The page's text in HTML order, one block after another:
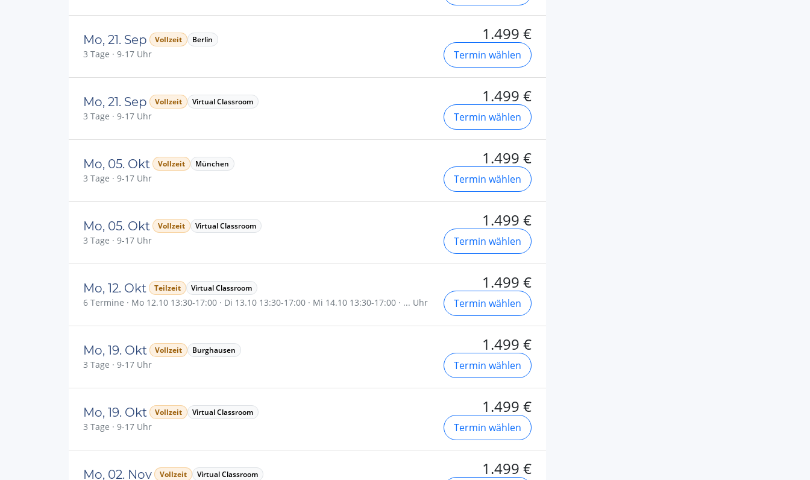
Mo, 21. Sep Vollzeit Berlin
3 Tage · 9-17 Uhr
1.499 €
Termin wählen
Mo, 21. Sep Vollzeit Virtual Classroom
3 Tage · 9-17 Uhr
1.499 €
Termin wählen
Mo, 05. Okt Vollzeit München
3 Tage · 9-17 Uhr
1.499 €
Termin wählen
Mo, 05. Okt Vollzeit Virtual Classroom
3 Tage · 9-17 Uhr
1.499 €
Termin wählen
Mo, 12. Okt Teilzeit Virtual Classroom
6 Termine · Mo 12.10 13:30-17:00 · Di 13.10 13:30-17:00 · Mi 14.10 13:30-17:00 · ... Uhr
1.499 €
Termin wählen
Mo, 19. Okt Vollzeit Burghausen
3 Tage · 9-17 Uhr
1.499 €
Termin wählen
Mo, 19. Okt Vollzeit Virtual Classroom
3 Tage · 9-17 Uhr
1.499 €
Termin wählen
Mo, 02. Nov Vollzeit Virtual Classroom 1.499 €